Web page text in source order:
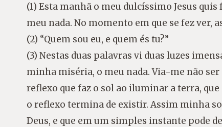
(1) Esta manhã o meu dulcíssimo Jesus
meu nada. No momento em que se fez
(2) “Quem sou eu, e quem és tu?”
(3) Nestas duas palavras vi duas luzes
minha miséria, o meu nada. Via-me não
reflexo que faz o sol ao iluminar a terra,
o reflexo termina de existir. Assim minha
Deus, e que em um simples instante pode